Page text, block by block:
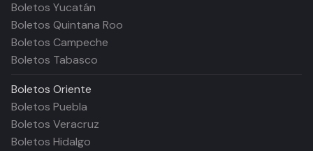
Boletos Yucatán
Boletos Quintana Roo
Boletos Campeche
Boletos Tabasco
Boletos Oriente
Boletos Puebla
Boletos Veracruz
Boletos Hidalgo